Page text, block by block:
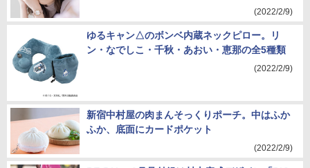
(2022/2/9)
ゆるキャン△のボンベ内蔵ネックピロー。リ
ン・なでしこ・千秋・あおい・恵那の全5種類
(2022/2/9)
新宿中村屋の肉まんそっくりポーチ。中はふか
ふか、底面にカードポケット
(2022/2/9)